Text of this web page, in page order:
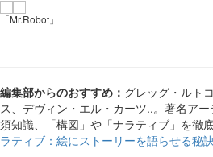
「Mr.Robot」
編集部からのおすすめ： グレッグ・ルト
ス、デヴィン・エル・カーツ..。著名ア
須知識、「構図」や「ナラティブ」を徹
ラティブ：絵にストーリーを語らせる秘訣